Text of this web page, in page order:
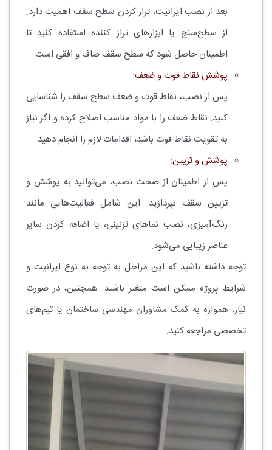
بعد از نصب ایرانیت، تراز کردن سطح سقف اهمیت دارد.
از سطح‌سنج یا ابزارهای تراز کننده استفاده کنید تا
اطمینان حاصل شود که سطح سقف صاف و افقی است.
پوشش نقاط قوت و ضعف:
پس از نصب، نقاط قوت و ضعف سطح سقف را شناسایی
کنید. نقاط ضعف را با مواد مناسب اصلاح کرده و اگر نیاز
به تقویت نقاط قوت باشد، اقدامات لازم را انجام دهید.
پوشش و تزیین:
پس از اطمینان از صحت نصب، می‌توانید به پوشش و
تزیین سقف بپردازید. این شامل فعالیت‌هایی مانند
رنگ‌آمیزی، نصب نماهای تزئینی، یا اضافه کردن سایر
عناصر زیبایی می‌شود.
توجه داشته باشید که این مراحل به توجه به نوع ایرانیت و
شرایط پروژه ممکن است متغیر باشند. همچنین، در صورت
نیاز، همواره به کمک مشاوران مهندسی ساختمان یا تیم‌های
تخصصی مراجعه کنید.